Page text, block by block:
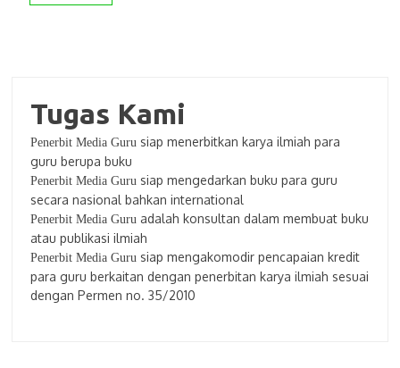
Tugas Kami
Penerbit Media Guru siap menerbitkan karya ilmiah para
guru berupa buku
Penerbit Media Guru siap mengedarkan buku para guru
secara nasional bahkan international
Penerbit Media Guru adalah konsultan dalam membuat buku
atau publikasi ilmiah
Penerbit Media Guru siap mengakomodir pencapaian kredit
para guru berkaitan dengan penerbitan karya ilmiah sesuai
dengan Permen no. 35/2010